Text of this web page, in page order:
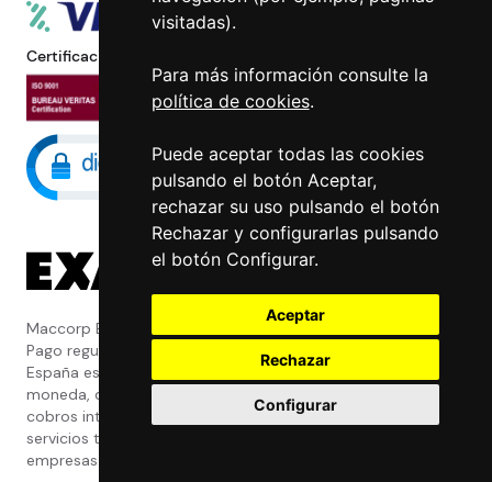
visitadas).
Para más información consulte la
política de cookies.
Puede aceptar todas las cookies
pulsando el botón Aceptar,
rechazar su uso pulsando el botón
Rechazar y configurarlas pulsando
el botón Configurar.
Aceptar
Rechazar
Configurar
Certificaciones
Maccorp Exact Change es una Entidad de
Pago regulada y con licencia del Banco de
España especializada en cambio de
moneda, divisas, transferencias, pagos y
cobros internacionales que presta estos
servicios tanto a particulares como a
empresas.